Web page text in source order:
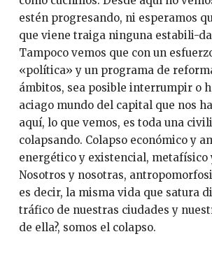
estén progresando, ni esperamos
que viene traiga ninguna estabili-
Tampoco vemos que con un
«política» y un programa de
ámbitos, sea posible interrumpir o
aciago mundo del capital que nos
aquí, lo que vemos, es toda una
colapsando. Colapso económico y
energético y existencial, metafísico
Nosotros y nosotras,
es decir, la misma vida que satura
tráfico de nuestras ciudades y
de ella?, somos el colapso.